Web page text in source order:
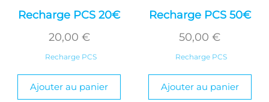
Recharge PCS 20€
20,00 €
Recharge PCS
Ajouter au panier
Recharge PCS 50€
50,00€
Recharge PCS
Ajouter au panier